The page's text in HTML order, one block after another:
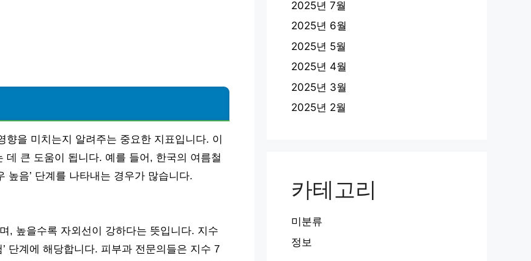
을 미치는지 알려주는 중요한 지표입니다. 이
큰 도움이 됩니다. 예를 들어, 한국의 여름철
높음’ 단계를 나타내는 경우가 많습니다.
, 높을수록 자외선이 강하다는 뜻입니다. 지수
’ 단계에 해당합니다. 피부과 전문의들은 지수 7
2025년 7월
2025년 6월
2025년 5월
2025년 4월
2025년 3월
2025년 2월
카테고리
미분류
정보